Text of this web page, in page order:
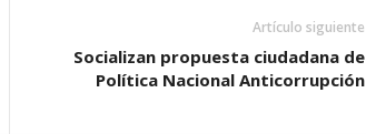
Artículo siguiente
Socializan propuesta ciudadana de
Política Nacional Anticorrupción